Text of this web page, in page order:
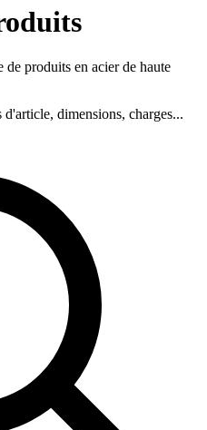
produits en acier de haute
dimensions, charges...